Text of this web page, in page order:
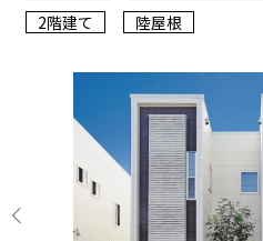
2階建て
陸屋根